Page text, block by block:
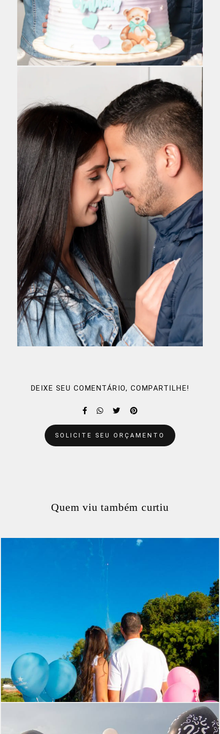
DEIXE SEU COMENTÁRIO, COMPARTILHE!
SOLICITE SEU ORÇAMENTO
Quem viu também curtiu
317